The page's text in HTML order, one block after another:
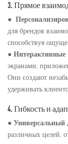
3. Прямое
●
для брендов
способствуя
● Интерактивные
экранами,
Они создают
удерживать
4. Гибкость и
● Универсальный
различных целей,